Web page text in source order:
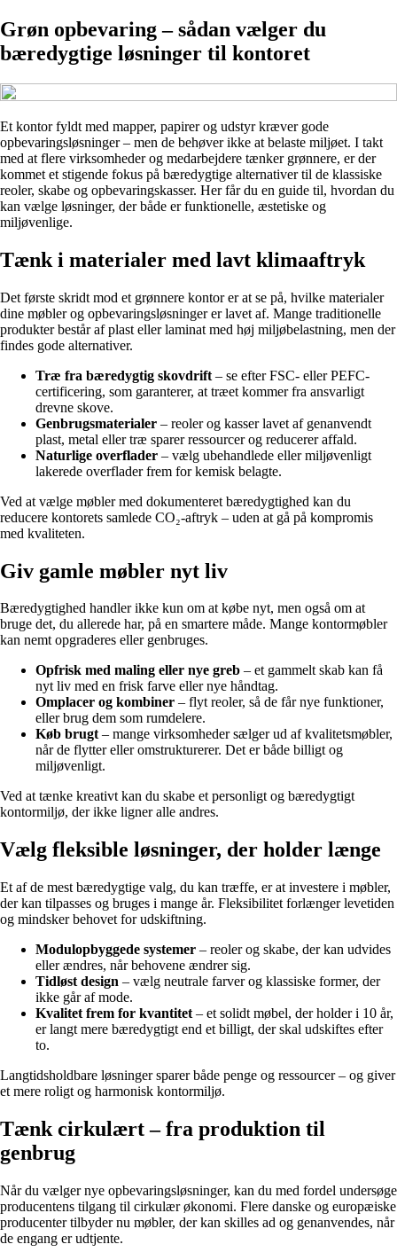
Grøn opbevaring – sådan vælger du
bæredygtige løsninger til kontoret
Et kontor fyldt med mapper, papirer og udstyr kræver gode
opbevaringsløsninger – men de behøver ikke at belaste miljøet. I takt
med at flere virksomheder og medarbejdere tænker grønnere, er der
kommet et stigende fokus på bæredygtige alternativer til de klassiske
reoler, skabe og opbevaringskasser. Her får du en guide til, hvordan du
kan vælge løsninger, der både er funktionelle, æstetiske og
miljøvenlige.
Tænk i materialer med lavt klimaaftryk
Det første skridt mod et grønnere kontor er at se på, hvilke materialer
dine møbler og opbevaringsløsninger er lavet af. Mange traditionelle
produkter består af plast eller laminat med høj miljøbelastning, men der
findes gode alternativer.
Træ fra bæredygtig skovdrift – se efter FSC- eller PEFC-
certificering, som garanterer, at træet kommer fra ansvarligt
drevne skove.
Genbrugsmaterialer – reoler og kasser lavet af genanvendt
plast, metal eller træ sparer ressourcer og reducerer affald.
Naturlige overflader – vælg ubehandlede eller miljøvenligt
lakerede overflader frem for kemisk belagte.
Ved at vælge møbler med dokumenteret bæredygtighed kan du
reducere kontorets samlede CO₂-aftryk – uden at gå på kompromis
med kvaliteten.
Giv gamle møbler nyt liv
Bæredygtighed handler ikke kun om at købe nyt, men også om at
bruge det, du allerede har, på en smartere måde. Mange kontormøbler
kan nemt opgraderes eller genbruges.
Opfrisk med maling eller nye greb – et gammelt skab kan få
nyt liv med en frisk farve eller nye håndtag.
Omplacer og kombiner – flyt reoler, så de får nye funktioner,
eller brug dem som rumdelere.
Køb brugt– mange virksomheder sælger ud af kvalitetsmøbler,
når de flytter eller omstrukturerer. Det er både billigt og
miljøvenligt.
Ved at tænke kreativt kan du skabe et personligt og bæredygtigt
kontormiljø, der ikke ligner alle andres.
Vælg fleksible løsninger, der holder længe
Et af de mest bæredygtige valg, du kan træffe, er at investere i møbler,
der kan tilpasses og bruges i mange år. Fleksibilitet forlænger levetiden
og mindsker behovet for udskiftning.
Modulopbyggede systemer – reoler og skabe, der kan udvides
eller ændres, når behovene ændrer sig.
Tidløst design – vælg neutrale farver og klassiske former, der
ikke går af mode.
Kvalitet frem for kvantitet – et solidt møbel, der holder i 10 år,
er langt mere bæredygtigt end et billigt, der skal udskiftes efter
to.
Langtidsholdbare løsninger sparer både penge og ressourcer – og giver
et mere roligt og harmonisk kontormiljø.
Tænk cirkulært – fra produktion til
genbrug
Når du vælger nye opbevaringsløsninger, kan du med fordel undersøge
producentens tilgang til cirkulær økonomi. Flere danske og europæiske
producenter tilbyder nu møbler, der kan skilles ad og genanvendes, når
de engang er udtjente.